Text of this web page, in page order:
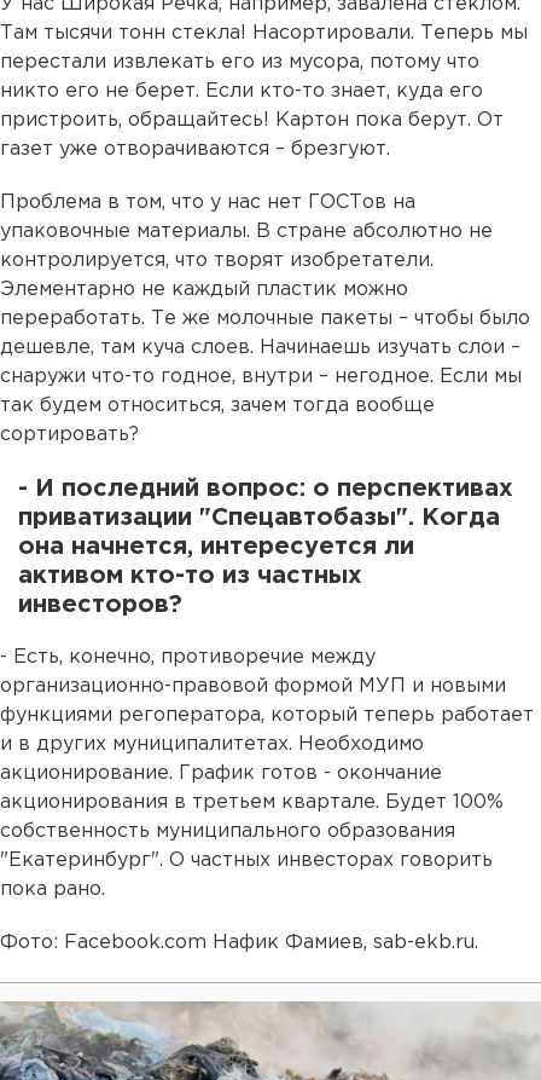
У нас Широкая Речка, например, завалена стеклом.
Там тысячи тонн стекла! Насортировали. Теперь мы
перестали извлекать его из мусора, потому что
никто его не берет. Если кто-то знает, куда его
пристроить, обращайтесь! Картон пока берут. От
газет уже отворачиваются – брезгуют.
Проблема в том, что у нас нет ГОСТов на
упаковочные материалы. В стране абсолютно не
контролируется, что творят изобретатели.
Элементарно не каждый пластик можно
переработать. Те же молочные пакеты – чтобы было
дешевле, там куча слоев. Начинаешь изучать слои –
снаружи что-то годное, внутри – негодное. Если мы
так будем относиться, зачем тогда вообще
сортировать?
- И последний вопрос: о перспективах
приватизации "Спецавтобазы". Когда
она начнется, интересуется ли
активом кто-то из частных
инвесторов?
- Есть, конечно, противоречие между
организационно-правовой формой МУП и новыми
функциями регоператора, который теперь работает
и в других муниципалитетах. Необходимо
акционирование. График готов - окончание
акционирования в третьем квартале. Будет 100%
собственность муниципального образования
"Екатеринбург". О частных инвесторах говорить
пока рано.
Фото: Facebook.com Нафик Фамиев, sab-ekb.ru.